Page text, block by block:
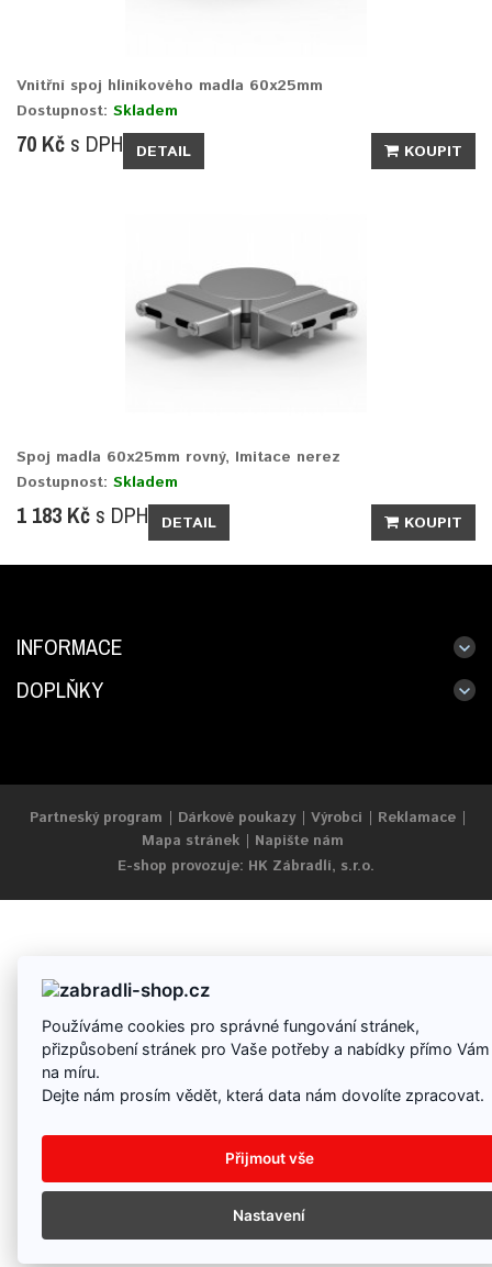
Vnitřní spoj hliníkového madla 60x25mm
Dostupnost: Skladem
70 Kč s DPH DETAIL KOUPIT
Spoj madla 60x25mm rovný, Imitace nerez
Dostupnost: Skladem
1 183 Kč s DPH DETAIL KOUPIT
INFORMACE
DOPLŇKY
Partneský program Dárkové poukazy Výrobci
Reklamace
Mapa stránek
Napište nám
E-shop provozuje: HK Zábradlí, s.r.o.
Používáme cookies pro správné fungování stránek,
přizpůsobení stránek pro Vaše potřeby a nabídky přímo Vám
na míru.
Dejte nám prosím vědět, která data nám dovolíte zpracovat.
Přijmout vše
Nastavení